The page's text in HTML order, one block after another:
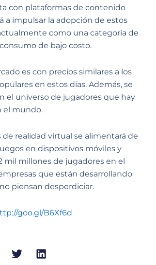
con plataformas de contenido
a impulsar la adopción de estos
como una categoría de
de bajo costo.
es con precios similares a los
en estos días. Además, se
el universo de jugadores que hay
el mundo.
realidad virtual se alimentará de
en dispositivos móviles y
mil millones de jugadores en el
que están desarrollando
piensan desperdiciar.
goo.gl/B6Xf6d